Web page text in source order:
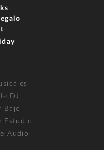
DJ
Bajo
Estudio
Audio